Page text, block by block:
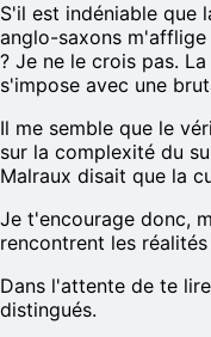
S'il est indéniable que
anglo-saxons
? Je ne le crois pas.
s'impose avec une
Il me semble que le
sur la complexité du
Malraux disait que la
Je t'encourage donc,
rencontrent les
Dans l'attente de te
distingués.